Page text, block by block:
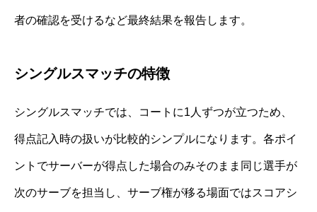
者の確認を受けるなど最終結果を報告します。
シングルスマッチの特徴
シングルスマッチでは、コートに1人ずつが立つため、
得点記入時の扱いが比較的シンプルになります。各ポイ
ントでサーバーが得点した場合のみそのまま同じ選手が
次のサーブを担当し、サーブ権が移る場面ではスコアシ